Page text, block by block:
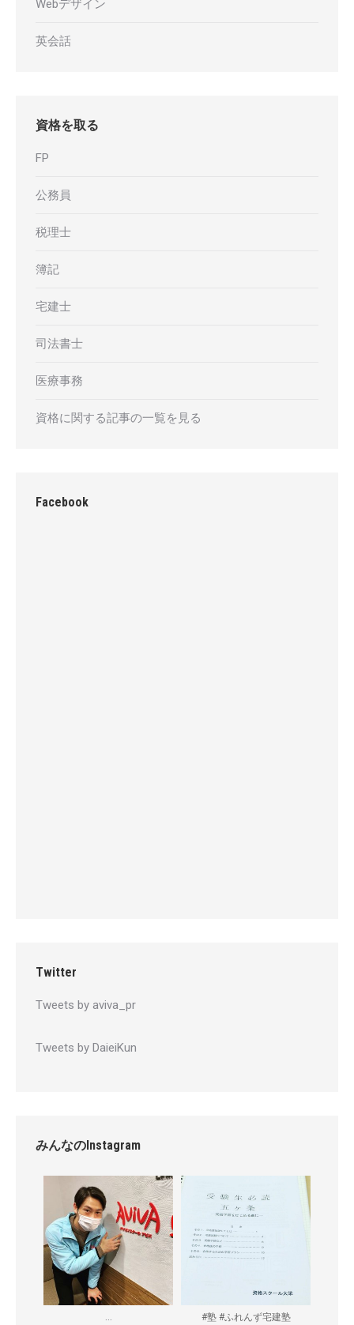
Webデザイン
英会話
資格を取る
FP
公務員
税理士
簿記
宅建士
司法書士
医療事務
資格に関する記事の一覧を見る
Facebook
Twitter
Tweets by aviva_pr
Tweets by DaieiKun
みんなのInstagram
...
#塾 #ふれんず宅建塾